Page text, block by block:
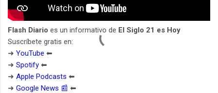
Flash Diario es un informativo de El Siglo 21 es Hoy
Suscríbete gratis en:
➜ YouTube ⬅︎
➜ Spotify ⬅︎
➜ Apple Podcasts ⬅︎
➜ Google News 📰 ⬅︎